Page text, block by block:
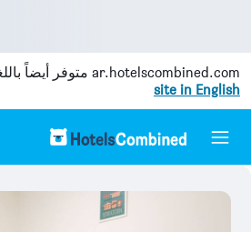
ar.hotelscombined.com متوفر أيضاً
site in English